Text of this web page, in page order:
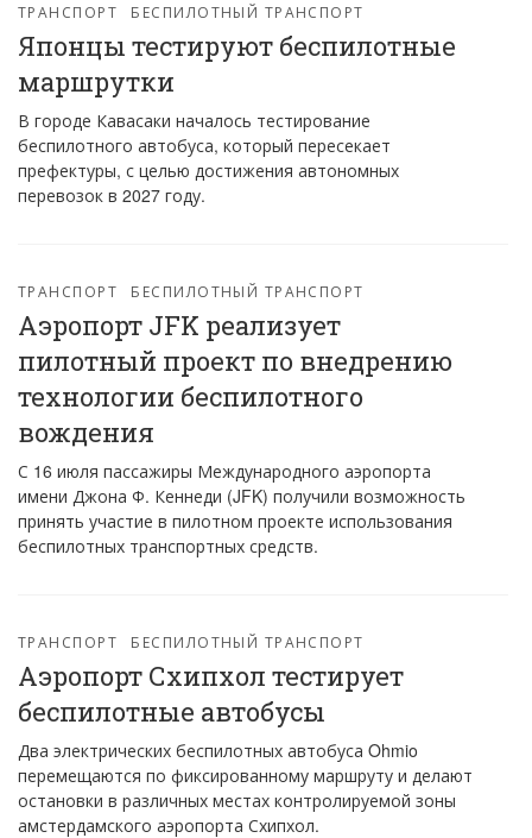
ТРАНСПОРТ БЕСПИЛОТНЫЙ ТРАНСПОРТ
Японцы тестируют беспилотные
маршрутки
В городе Кавасаки началось тестирование
беспилотного автобуса, который пересекает
префектуры, с целью достижения автономных
перевозок в 2027 году.
ТРАНСПОРТ БЕСПИЛОТНЫЙ ТРАНСПОРТ
Аэропорт JFK реализует
пилотный проект по внедрению
технологии беспилотного
вождения
С 16 июля пассажиры Международного аэропорта
имени Джона Ф. Кеннеди (JFK) получили возможность
принять участие в пилотном проекте использования
беспилотных транспортных средств.
ТРАНСПОРТ БЕСПИЛОТНЫЙ ТРАНСПОРТ
Аэропорт Схипхол тестирует
беспилотные автобусы
Два электрических беспилотных автобуса Ohmio
перемещаются по фиксированному маршруту и делают
остановки в различных местах контролируемой зоны
амстердамского аэропорта Схипхол.